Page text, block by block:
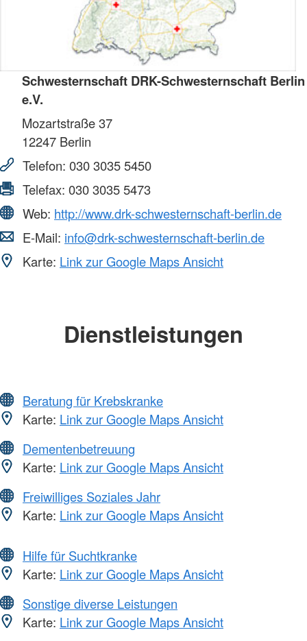
Schwesternschaft DRK-Schwesternschaft Berlin
e.V.
Mozartstraße 37
12247 Berlin
Telefon: 030 3035 5450
Telefax: 030 3035 5473
Web: http://www.drk-schwesternschaft-berlin.de
E-Mail: info@drk-schwesternschaft-berlin.de
Karte: Link zur Google Maps Ansicht
Dienstleistungen
Beratung für Krebskranke
Karte: Link zur Google Maps Ansicht
Dementenbetreuung
Karte: Link zur Google Maps Ansicht
Freiwilliges Soziales Jahr
Karte: Link zur Google Maps Ansicht
Hilfe für Suchtkranke
Karte: Link zur Google Maps Ansicht
Sonstige diverse Leistungen
Karte: Link zur Google Maps Ansicht